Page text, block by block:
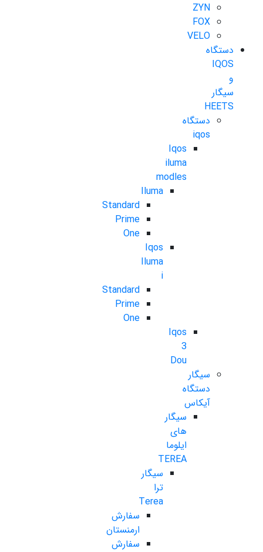
ZYN
FOX
VELO
دستگاه
IQOS
و
سیگار
HEETS
دستگاه
iqos
Iqos
iluma
modles
Iluma
Standard
Prime
One
Iqos
Iluma
i
Standard
Prime
One
Iqos
3
Dou
سیگار
دستگاه
آیکاس
سیگار
های
ایلوما
TEREA
سیگار
ترا
Terea
سفارش
ارمنستان
سفارش